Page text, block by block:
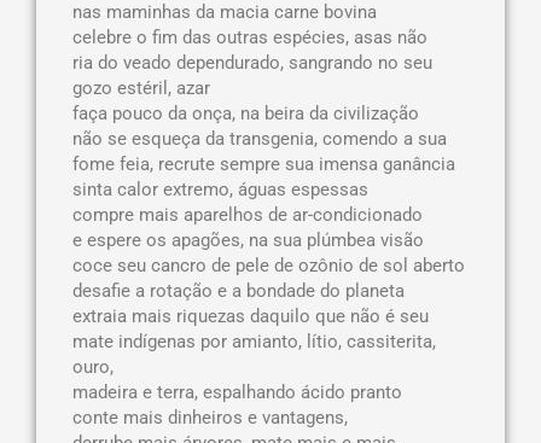
nas maminhas da macia carne bovina
celebre o fim das outras espécies, asas não
ria do veado dependurado, sangrando no seu
gozo estéril, azar
faça pouco da onça, na beira da civilização
não se esqueça da transgenia, comendo a sua
fome feia, recrute sempre sua imensa ganância
sinta calor extremo, águas espessas
compre mais aparelhos de ar-condicionado
e espere os apagões, na sua plúmbea visão
coce seu cancro de pele de ozônio de sol aberto
desafie a rotação e a bondade do planeta
extraia mais riquezas daquilo que não é seu
mate indígenas por amianto, lítio, cassiterita,
ouro,
madeira e terra, espalhando ácido pranto
conte mais dinheiros e vantagens,